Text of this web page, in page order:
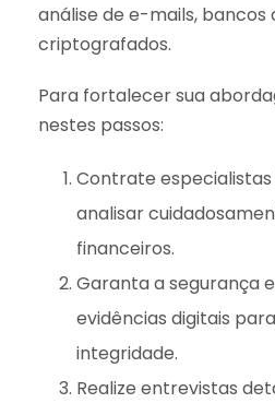
análise de e-mails, bancos
criptografados.
Para fortalecer sua
nestes passos:
Contrate
analisar
financeiros.
Garanta a segurança
evidências digitais
integridade.
Realize entrevistas